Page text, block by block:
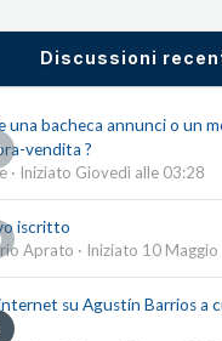
Discussioni
una bacheca annunci o un
vendita ?
· Iniziato Giovedì alle 03:28
iscritto
Aprato · Iniziato 10 Maggio
su Agustín Barrios a